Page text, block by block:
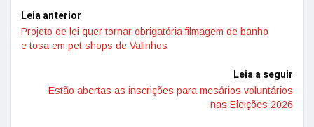
Leia anterior
Projeto de lei quer tornar obrigatória filmagem de banho
e tosa em pet shops de Valinhos
Leia a seguir
Estão abertas as inscrições para mesários voluntários
nas Eleições 2026